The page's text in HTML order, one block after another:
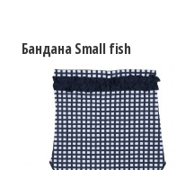
Бандана Small fish